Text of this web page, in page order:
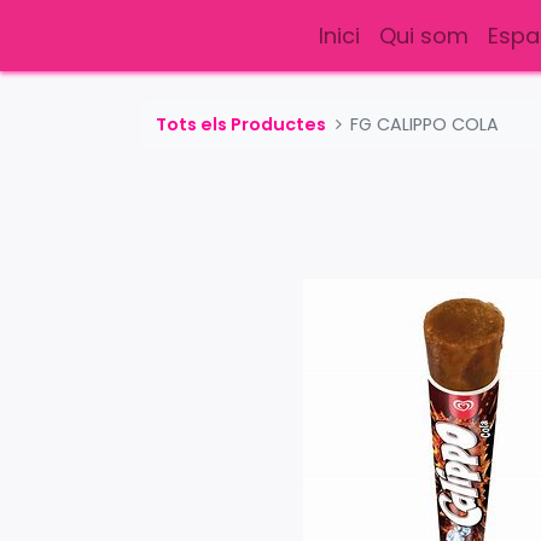
Inici Qui som
Tots els Productes FG CALIPPO COLA